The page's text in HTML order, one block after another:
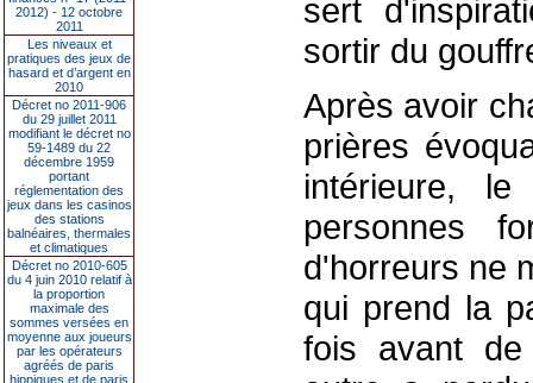
2012) - 12 octobre
2011
Les niveaux et
pratiques des jeux de
hasard et d’argent en
2010
Décret no 2011-906
du 29 juillet 2011
modifiant le décret no
59-1489 du 22
décembre 1959
portant
réglementation des
jeux dans les casinos
des stations
balnéaires, thermales
et climatiques
Décret no 2010-605
du 4 juin 2010 relatif à
la proportion
maximale des
sommes versées en
moyenne aux joueurs
par les opérateurs
agréés de paris
hippiques et de paris
sert
sortir du
Après avoir
prières
intérieure,
personnes
d'horreurs ne
qui prend la
fois avant